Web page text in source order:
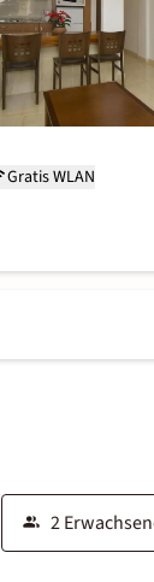
Gratis WLAN